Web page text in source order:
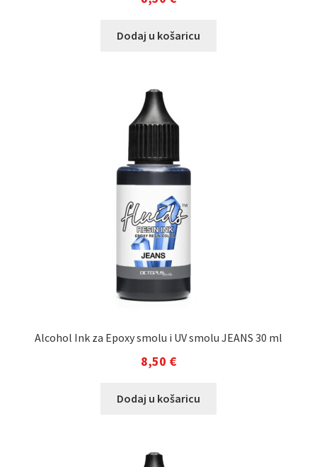
Dodaj u košaricu
Alcohol Ink za Epoxy smolu i UV smolu JEANS 30 ml
8,50 €
Dodaj u košaricu